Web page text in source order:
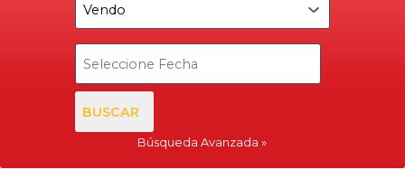
BUSCAR
Búsqueda Avanzada